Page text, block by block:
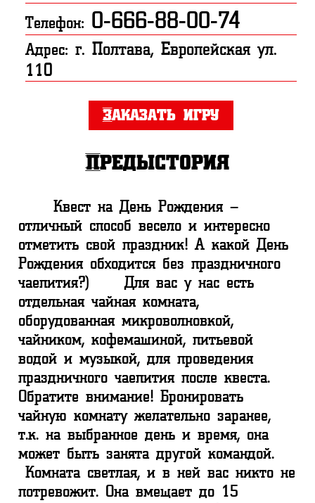
Телефон: 0-666-88-00-74
Адрес:г. Полтава, Европейская ул.
110
Заказать игру
Предыстория
Квест на День Рождения –
отличный способ весело и интересно
отметить свой праздник! А какой День
Рождения обходится без праздничного
чаепития?) Для вас у нас есть
отдельная чайная комната,
оборудованная микроволновкой,
чайником, кофемашиной, питьевой
водой и музыкой, для проведения
праздничного чаепития после квеста.
Обратите внимание! Бронировать
чайную комнату желательно заранее,
т.к. на выбранное день и время, она
может быть занята другой командой.
Комната светлая, и в ней вас никто не
потревожит. Она вмещает до 15